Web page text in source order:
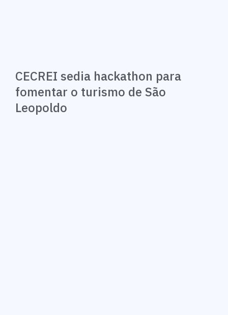
CECREI sedia hackathon para
fomentar o turismo de São
Leopoldo